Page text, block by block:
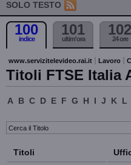
SOLO TESTO
100
indice
101
ultim'ora
102
24 ore
www.servizitelevideo.rai.it Lavoro
Titoli FTSE Italia
A B C D E F G H I J K L
Titoli